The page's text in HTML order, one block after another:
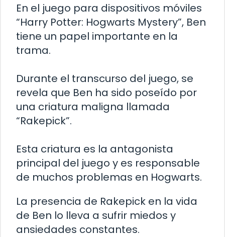
En el juego para dispositivos móviles
“Harry Potter: Hogwarts Mystery”, Ben
tiene un papel importante en la
trama.
Durante el transcurso del juego, se
revela que Ben ha sido poseído por
una criatura maligna llamada
“Rakepick”.
Esta criatura es la antagonista
principal del juego y es responsable
de muchos problemas en Hogwarts.
La presencia de Rakepick en la vida
de Ben lo lleva a sufrir miedos y
ansiedades constantes.